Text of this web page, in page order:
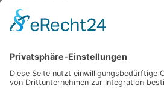
85435 Erding
E-Mail:info@grundschule-klettham.de
Fax:
08122 – 999824199
LINKS